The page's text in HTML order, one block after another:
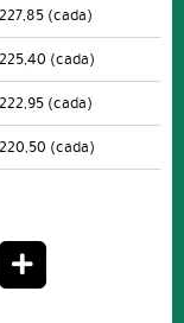
(cada)
(cada)
(cada)
(cada)